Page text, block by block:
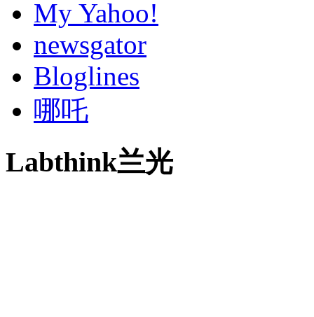
My Yahoo!
newsgator
Bloglines
哪吒
Labthink兰光